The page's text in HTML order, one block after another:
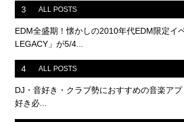
3 ALL POSTS
EDM全盛期！懐かしの2010年代EDM限定イ
LEGACY」が5/4...
4 ALL POSTS
DJ・音好き・クラブ勢におすすめの音楽ア
好き必...